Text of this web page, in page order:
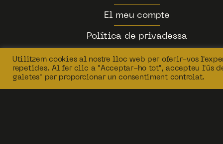
El meu compte
Política de privadessa
Utilitzem cookies al nostre lloc web per oferir-vos
repetides. Al fer clic a "Acceptar-ho tot", accepteu l'ús
galetes" per proporcionar un consentiment controlat.